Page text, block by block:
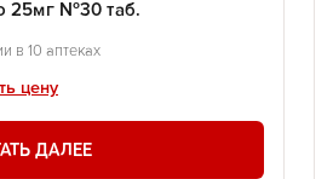
25мг №30 таб.
в 10 аптеках
цену
ДАЛЕЕ